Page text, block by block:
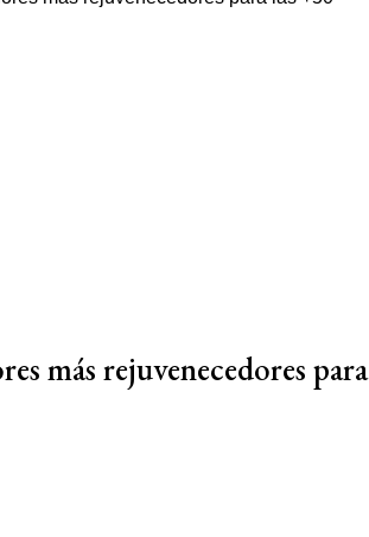
más rejuvenecedores para